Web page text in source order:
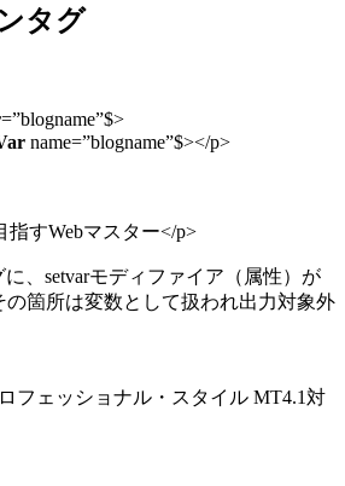
タグ
=”blogname”$>
name=”blogname”$></p>
すWebマスター</p>
に、setvarモディファイア（属性）が
箇所は変数として扱われ出力対象外
フェッショナル・スタイル MT4.1対